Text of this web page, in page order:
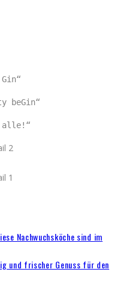
beGin“
alle!“
Nachwuchsköche sind im
und frischer Genuss für den